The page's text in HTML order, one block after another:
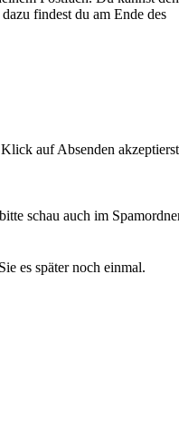
findest du am Ende des
auf Absenden akzeptierst
schau auch im
es später noch einmal.